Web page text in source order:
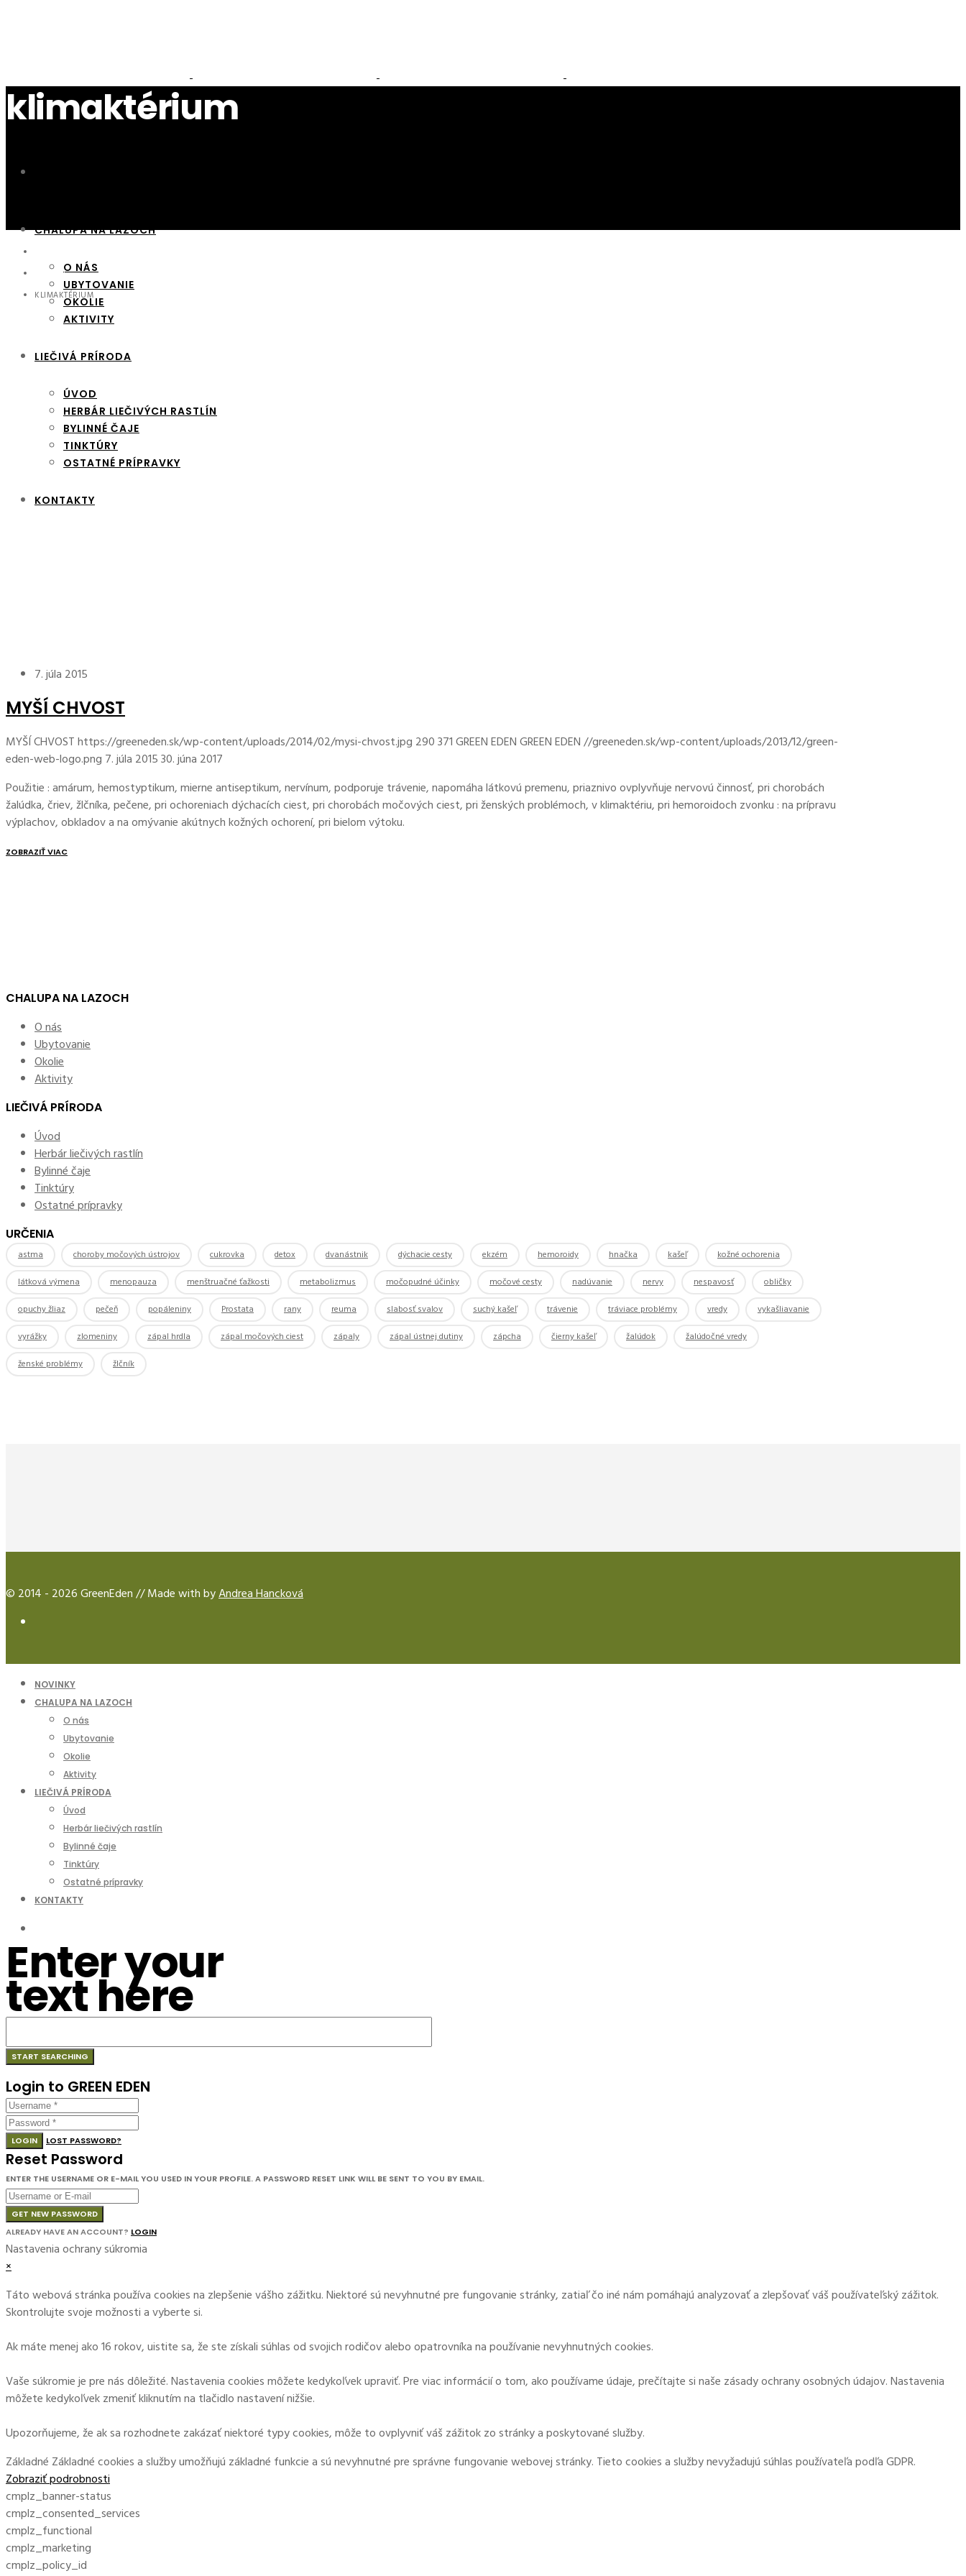
CHALUPA NA LAZOCH
O NÁS
UBYTOVANIE
OKOLIE
AKTIVITY
LIEČIVÁ PRÍRODA
ÚVOD
HERBÁR LIEČIVÝCH RASTLÍN
BYLINNÉ ČAJE
TINKTÚRY
OSTATNÉ PRÍPRAVKY
KONTAKTY
klimaktérium
HERBÁR
KLIMAKTÉRIUM
7. júla 2015
MYŠÍ CHVOST
MYŠÍ CHVOSThttps://greeneden.sk/wp-content/uploads/2014/02/mysi-chvost.jpg 290371GREEN EDENGREEN EDEN//greeneden.sk/wp-content/uploads/2013/12/green-
eden-web-logo.png 7. júla 201530. júna 2017
Použitie : amárum, hemostyptikum, mierne antiseptikum, nervínum, podporuje trávenie, napomáha látkovú premenu, priaznivo ovplyvňuje nervovú činnosť, pri chorobách
žalúdka, čriev, žlčníka, pečene, pri ochoreniach dýchacích ciest, pri chorobách močových ciest, pri ženských problémoch, v klimaktériu, pri hemoroidoch zvonku : na prípravu
výplachov, obkladov a na omývanie akútnych kožných ochorení, pri bielom výtoku.
ZOBRAZIŤ VIAC
CHALUPA NA LAZOCH
O nás
Ubytovanie
Okolie
Aktivity
LIEČIVÁ PRÍRODA
Úvod
Herbár liečivých rastlín
Bylinné čaje
Tinktúry
Ostatné prípravky
URČENIA
astma choroby močových ústrojov cukrovka detox dvanástnik dýchacie cesty ekzém hemoroidy hnačka kašeľ
kožné ochorenia
látková výmena
menopauza menštruačné ťažkosti metabolizmus močopudné účinky močové cesty nadúvanie nervy nespavosť
obličky
opuchy žliaz
pečeň popáleniny Prostata rany reuma slabosť svalov suchý kašeľ trávenie tráviace problémy vredy
vykašliavanie
vyrážky
zlomeniny zápal hrdla zápal močových ciest zápaly zápal ústnej dutiny zápcha čierny kašeľ žalúdok
žalúdočné vredy
ženské problémy
žlčník
© 2014 - 2026 GreenEden // Made withbyAndrea Hancková
NOVINKY
CHALUPA NA LAZOCH
O nás
Ubytovanie
Okolie
Aktivity
LIEČIVÁ PRÍRODA
Úvod
Herbár liečivých rastlín
Bylinné čaje
Tinktúry
Ostatné prípravky
KONTAKTY
Enter your
text here
Login to GREEN EDEN
LOGIN LOST PASSWORD?
Reset Password
ENTER THE USERNAME OR E-MAIL YOU USED IN YOUR PROFILE. A PASSWORD RESET LINK WILL BE SENT TO YOU BY EMAIL.
GET NEW PASSWORD
ALREADY HAVE AN ACCOUNT? LOGIN
Nastavenia ochrany súkromia
×
Táto webová stránka používa cookies na zlepšenie vášho zážitku. Niektoré sú nevyhnutné pre fungovanie stránky, zatiaľ čo iné nám pomáhajú analyzovať a zlepšovať váš používateľský zážitok.
Skontrolujte svoje možnosti a vyberte si.
Ak máte menej ako 16 rokov, uistite sa, že ste získali súhlas od svojich rodičov alebo opatrovníka na používanie nevyhnutných cookies.
Vaše súkromie je pre nás dôležité. Nastavenia cookies môžete kedykoľvek upraviť. Pre viac informácií o tom, ako používame údaje, prečítajte si naše zásady ochrany osobných údajov. Nastavenia
môžete kedykoľvek zmeniť kliknutím na tlačidlo nastavení nižšie.
Upozorňujeme, že ak sa rozhodnete zakázať niektoré typy cookies, môže to ovplyvniť váš zážitok zo stránky a poskytované služby.
Základné Základné cookies a služby umožňujú základné funkcie a sú nevyhnutné pre správne fungovanie webovej stránky. Tieto cookies a služby nevyžadujú súhlas používateľa podľa GDPR.
Zobraziť podrobnosti
cmplz_banner-status
cmplz_consented_services
cmplz_functional
cmplz_marketing
cmplz_policy_id